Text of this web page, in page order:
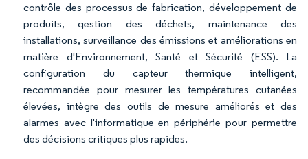
contrôle des processus de fabrication, développement de
produits, gestion des déchets, maintenance des
installations, surveillance des émissions et améliorations en
matière d'Environnement, Santé et Sécurité (ESS). La
configuration du capteur thermique intelligent,
recommandée pour mesurer les températures cutanées
élevées, intègre des outils de mesure améliorés et des
alarmes avec l'informatique en périphérie pour permettre
des décisions critiques plus rapides.